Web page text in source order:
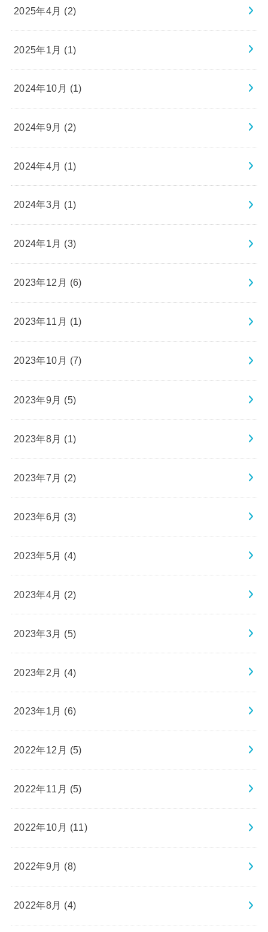
2025年4月 (2)
2025年1月 (1)
2024年10月 (1)
2024年9月 (2)
2024年4月 (1)
2024年3月 (1)
2024年1月 (3)
2023年12月 (6)
2023年11月 (1)
2023年10月 (7)
2023年9月 (5)
2023年8月 (1)
2023年7月 (2)
2023年6月 (3)
2023年5月 (4)
2023年4月 (2)
2023年3月 (5)
2023年2月 (4)
2023年1月 (6)
2022年12月 (5)
2022年11月 (5)
2022年10月 (11)
2022年9月 (8)
2022年8月 (4)